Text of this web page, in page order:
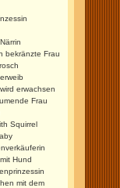
bekränzte Frau
erwachsen
Frau
Squirrel
Hund
mit dem